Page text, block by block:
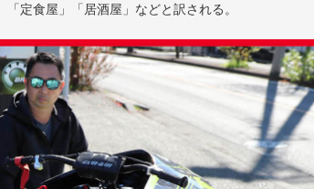
定食屋」「居酒屋」などと訳される。